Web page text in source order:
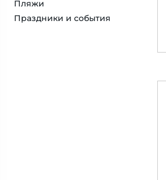
Пляжи
Праздники и события